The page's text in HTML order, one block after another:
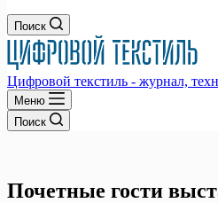
Поиск
Цифровой текстиль - журнал,
Меню
Поиск
Почетные гости